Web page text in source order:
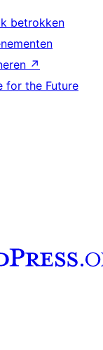
betrokken
↗
for the Future